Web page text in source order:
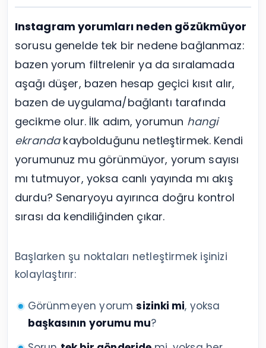
Instagram yorumları neden gözükmüyor
sorusu genelde tek bir nedene bağlanmaz:
bazen yorum filtrelenir ya da sıralamada
aşağı düşer, bazen hesap geçici kısıt alır,
bazen de uygulama/bağlantı tarafında
gecikme olur. İlk adım, yorumun hangi
ekrandakaybolduğunu netleştirmek. Kendi
yorumunuz mu görünmüyor, yorum sayısı
mı tutmuyor, yoksa canlı yayında mı akış
durdu? Senaryoyu ayırınca doğru kontrol
sırası da kendiliğinden çıkar.
Başlarken şu noktaları netleştirmek işinizi
kolaylaştırır:
Görünmeyen yorumsizinki mi, yoksa
başkasının yorumu mu?